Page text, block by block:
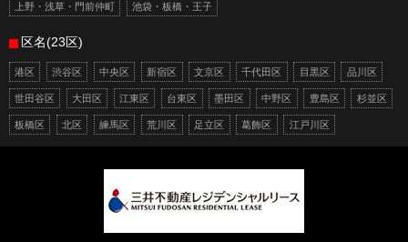
上野・浅草・門前仲町 池袋・板橋・王子
区名(23区)
港区 渋谷区 中央区 新宿区 文京区 千代田区 目黒区 品川区
世田谷区 大田区 江東区 台東区 墨田区 中野区 豊島区 杉並区
板橋区 北区 練馬区 荒川区 足立区 葛飾区 江戸川区